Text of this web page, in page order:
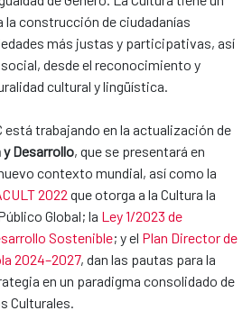
la construcción de ciudadanías
más justas y participativas, así
desde el reconocimiento y
cultural y lingüística.
está trabajando en la actualización de
Desarrollo, que se presentará en
contexto mundial, así como la
2022 que otorga a la Cultura la
Global; la Ley 1/2023 de
Sostenible; y el Plan Director de
2024–2027, dan las pautas para la
en un paradigma consolidado de
Culturales.